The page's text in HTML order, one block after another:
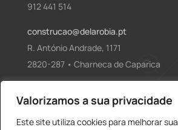
Valorizamos a sua privacidade
Este site utiliza cookies para melhorar
912 441 514
construcao@delarobia.pt
R. António Andrade, 1171
2820-287 • Charneca de Caparica
Products
search